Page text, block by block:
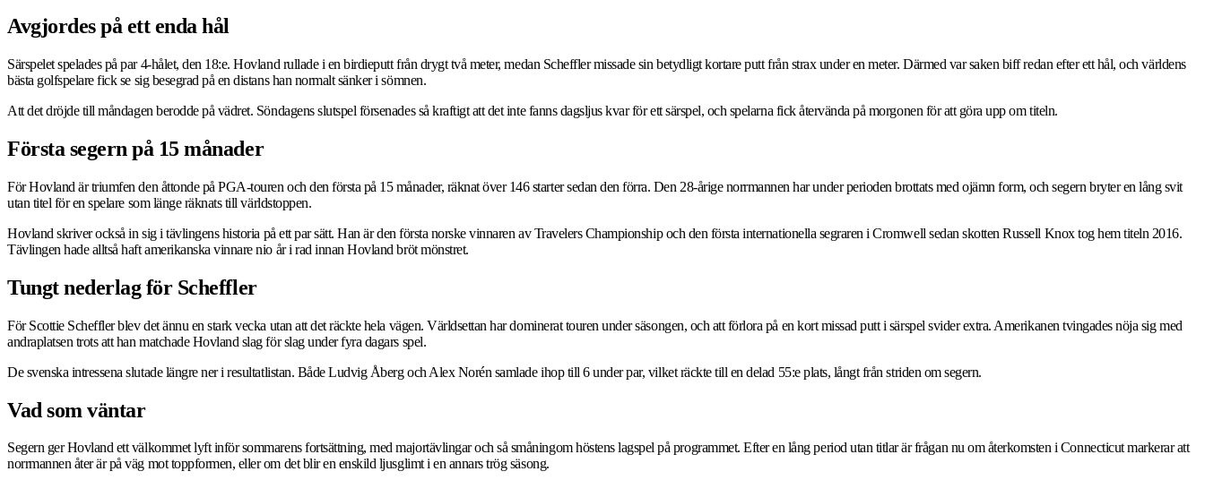
Avgjordes på ett enda hål
Särspelet spelades på par 4-hålet, den 18:e. Hovland rullade i en birdieputt från drygt två meter, medan Scheffler missade sin betydligt kortare putt från strax under en meter. Därmed var saken biff redan efter ett hål, och världens
bästa golfspelare fick se sig besegrad på en distans han normalt sänker i sömnen.
Att det dröjde till måndagen berodde på vädret. Söndagens slutspel försenades så kraftigt att det inte fanns dagsljus kvar för ett särspel, och spelarna fick återvända på morgonen för att göra upp om titeln.
Första segern på 15 månader
För Hovland är triumfen den åttonde på PGA-touren och den första på 15 månader, räknat över 146 starter sedan den förra. Den 28-årige norrmannen har under perioden brottats med ojämn form, och segern bryter en lång svit
utan titel för en spelare som länge räknats till världstoppen.
Hovland skriver också in sig i tävlingens historia på ett par sätt. Han är den första norske vinnaren av Travelers Championship och den första internationella segraren i Cromwell sedan skotten Russell Knox tog hem titeln 2016.
Tävlingen hade alltså haft amerikanska vinnare nio år i rad innan Hovland bröt mönstret.
Tungt nederlag för Scheffler
För Scottie Scheffler blev det ännu en stark vecka utan att det räckte hela vägen. Världsettan har dominerat touren under säsongen, och att förlora på en kort missad putt i särspel svider extra. Amerikanen tvingades nöja sig med
andraplatsen trots att han matchade Hovland slag för slag under fyra dagars spel.
De svenska intressena slutade längre ner i resultatlistan. Både Ludvig Åberg och Alex Norén samlade ihop till 6 under par, vilket räckte till en delad 55:e plats, långt från striden om segern.
Vad som väntar
Segern ger Hovland ett välkommet lyft inför sommarens fortsättning, med majortävlingar och så småningom höstens lagspel på programmet. Efter en lång period utan titlar är frågan nu om återkomsten i Connecticut markerar att
norrmannen åter är på väg mot toppformen, eller om det blir en enskild ljusglimt i en annars trög säsong.